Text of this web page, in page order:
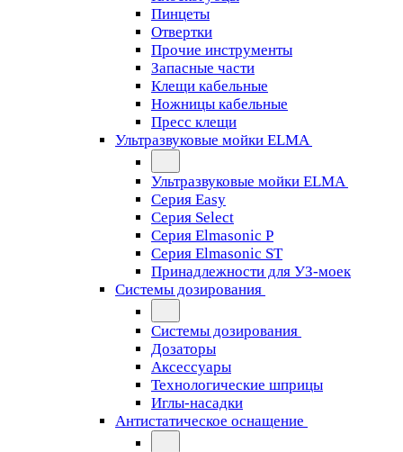
Пинцеты
Отвертки
Прочие инструменты
Запасные части
Клещи кабельные
Ножницы кабельные
Пресс клещи
Ультразвуковые мойки ELMA
Ультразвуковые мойки ELMA
Серия Easy
Серия Select
Серия Elmasonic P
Серия Elmasonic ST
Принадлежности для УЗ-моек
Системы дозирования
Системы дозирования
Дозаторы
Аксессуары
Технологические шприцы
Иглы-насадки
Антистатическое оснащение